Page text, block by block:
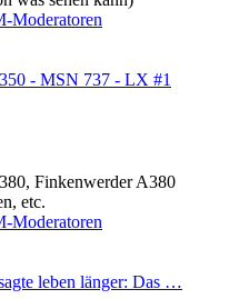
Moderatoren
- MSN 737 - LX #1
Finkenwerder A380
etc.
Moderatoren
leben länger: Das …